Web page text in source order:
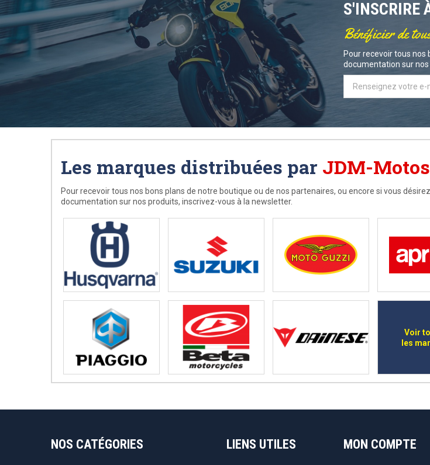
S'INSCRIRE
Bénéficier de
Pour recevoir tous nos
documentation sur
Les marques distribuées par JDM-Motos
Pour recevoir tous nos bons plans de notre boutique ou de nos partenaires, ou encore si vous
documentation sur nos produits, inscrivez-vous à la newsletter.
Voir
les
NOS CATÉGORIES LIENS UTILES MON COMPTE